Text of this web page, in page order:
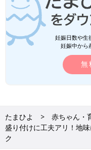
妊娠日数や生
妊娠中から
無
たまひよ 赤ちゃん・
盛り付けに工夫アリ！地
ク